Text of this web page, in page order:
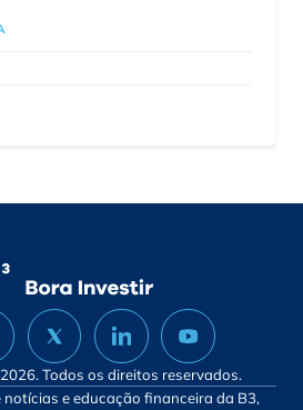
Todos os direitos reservados.
notícias e educação financeira da B3,